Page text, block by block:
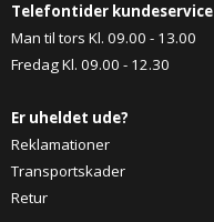
Telefontider kundeservice
Man til tors Kl. 09.00 - 13.00
Fredag Kl. 09.00 - 12.30
Er uheldet ude?
Reklamationer
Transportskader
Retur